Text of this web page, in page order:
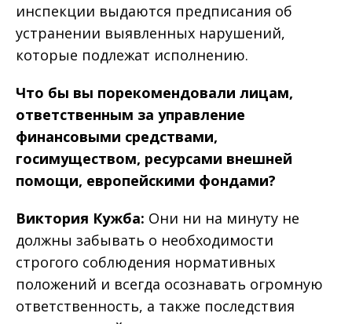
инспекции выдаются предписания об
устранении выявленных нарушений,
которые подлежат исполнению.
Что бы вы порекомендовали лицам,
ответственным за управление
финансовыми средствами,
госимуществом, ресурсами внешней
помощи, европейскими фондами?
Виктория Кужба: Они ни на минуту не
должны забывать о необходимости
строгого соблюдения нормативных
положений и всегда осознавать огромную
ответственность, а также последствия